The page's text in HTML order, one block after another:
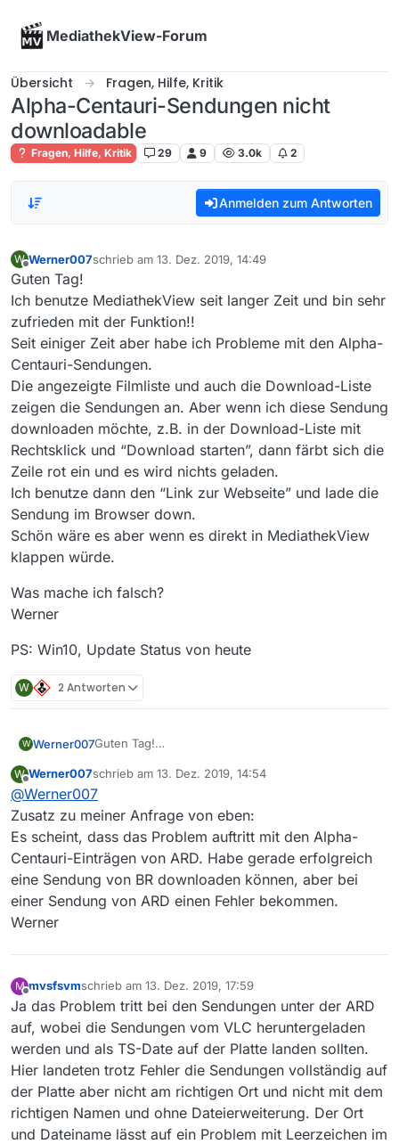
MediathekView-Forum
Übersicht Fragen, Hilfe, Kritik
Alpha-Centauri-Sendungen nicht
downloadable
Fragen, Hilfe, Kritik 29 9 3.0k 2
Anmelden zum Antworten
W
Offline
Werner007schrieb am 13. Dez. 2019, 14:49
zuletzt editiert von
Guten Tag!
Ich benutze MediathekView seit langer Zeit und bin sehr
zufrieden mit der Funktion!!
Seit einiger Zeit aber habe ich Probleme mit den Alpha-
Centauri-Sendungen.
Die angezeigte Filmliste und auch die Download-Liste
zeigen die Sendungen an. Aber wenn ich diese Sendung
downloaden möchte, z.B. in der Download-Liste mit
Rechtsklick und “Download starten”, dann färbt sich die
Zeile rot ein und es wird nichts geladen.
Ich benutze dann den “Link zur Webseite” und lade die
Sendung im Browser down.
Schön wäre es aber wenn es direkt in MediathekView
klappen würde.
Was mache ich falsch?
Werner
PS: Win10, Update Status von heute
W 2 Antworten
W Werner007Guten Tag!
sehr zufrieden mit der Funktion!!
Seit einiger Zeit aber habe ich Probleme mit den
Alpha-Centauri-Sendungen.
Die angezeigte Filmliste und auch die Download-
Liste zeigen die Sendungen an. Aber wenn ich
diese Sendung downloaden möchte, z.B. in der
Download-Liste mit Rechtsklick und “Download
starten”, dann färbt sich die Zeile rot ein und es
wird nichts geladen.
MediathekView klappen würde.
Was mache ich falsch?
Werner
PS: Win10, Update Status von heute
W
Offline
Werner007schrieb am 13. Dez. 2019, 14:54
zuletzt editiert von
@Werner007
Zusatz zu meiner Anfrage von eben:
Es scheint, dass das Problem auftritt mit den Alpha-
Centauri-Einträgen von ARD. Habe gerade erfolgreich
eine Sendung von BR downloaden können, aber bei
einer Sendung von ARD einen Fehler bekommen.
Werner
M
Offline
mvsfsvmschrieb am 13. Dez. 2019, 17:59
zuletzt editiert von
Ja das Problem tritt bei den Sendungen unter der ARD
auf, wobei die Sendungen vom VLC heruntergeladen
werden und als TS-Date auf der Platte landen sollten.
Hier landeten trotz Fehler die Sendungen vollständig auf
der Platte aber nicht am richtigen Ort und nicht mit dem
richtigen Namen und ohne Dateierweiterung. Der Ort
und Dateiname lässt auf ein Problem mit Leerzeichen im